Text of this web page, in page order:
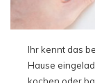
Ihr kennt das
Hause